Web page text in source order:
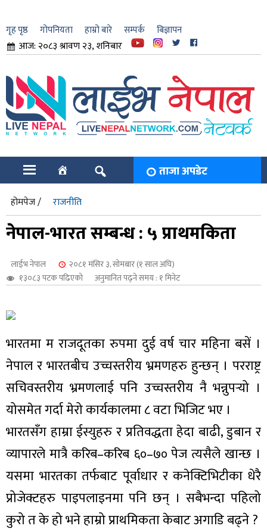
गृह पृष्ठ गोपनियता हाम्रो बारे सम्पर्क बिज्ञापन
आज: २०८३ श्रावण २३, शनिबार
ताजा अपडेट
होमपेज / राजनीति
नेपाल-भारत सम्बन्ध : ५ प्राथमकिता
लाईभ नेपाल
२०८१ मंसिर ३, सोमबार (१ साल अघि)
१३०८३ पटक पढिएको
अनुमानित पढ्ने समय : १ मिनेट
भारतमा म राजदूतका रुपमा दुई वर्ष चार महिना बसें ।
नेपाल र भारतबीच उच्चस्तरीय भ्रमणहरु हुन्छन् । परराष्ट्र
सचिवस्तरीय भ्रमणलाई पनि उच्चस्तरीय नै भन्नुपर्‍यो ।
योसमेत गर्दा मेरो कार्यकालमा ८ वटा भिजिट भए ।
भारतसँग हाम्रा ईस्युहरु र प्रतिवद्धता हेदा बाढी, डुबान र
व्यापारले मात्रै करिब–करिब ६०–७० पेज त्यसैले खान्छ ।
यसमा भारतका तर्फबाट पूर्वाधार र कनेक्टिभिटीका धेरै
प्रोजेक्टहरु पाइपलाइनमा पनि छन् । सबैभन्दा पहिलो
कुरो त के हो भने हाम्रो प्राथमिकता केबाट अगाडि बढ्ने ?